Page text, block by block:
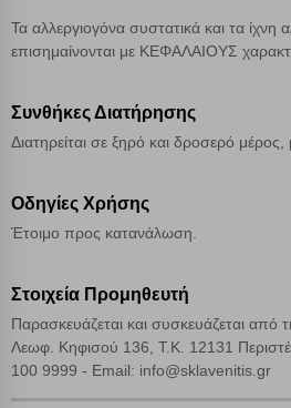
Τα αλλεργιογόνα συστατικά και τα ίχνη
επισημαίνονται με ΚΕΦΑΛΑΙΟΥΣ
Συνθήκες Διατήρησης
Διατηρείται σε ξηρό και δροσερό
Οδηγίες Χρήσης
Έτοιμο προς κατανάλωση.
Στοιχεία Προμηθευτή
Παρασκευάζεται και συσκευάζεται από
Λεωφ. Κηφισού 136, Τ.Κ. 12131
100 9999 - Email: info@sklavenitis.gr